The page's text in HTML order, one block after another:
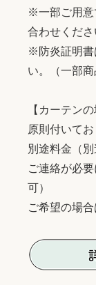
※一部ご用意
合わせくださ
※防炎証明書
い。（一部商
【カーテンの
原則付いて
別途料金（
ご連絡が必
可）
ご希望の場